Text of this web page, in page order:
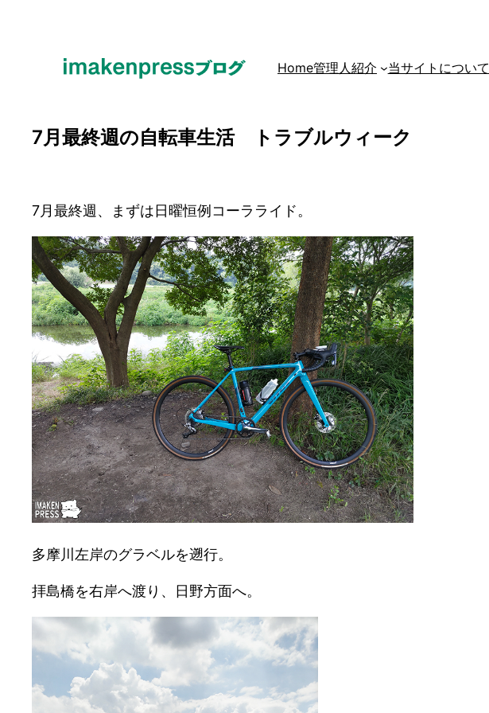
Home管理人紹介 当サイトについて
7月最終週の自転車生活 トラブルウィーク
7月最終週、まずは日曜恒例コーラライド。
多摩川左岸のグラベルを遡行。
拝島橋を右岸へ渡り、日野方面へ。